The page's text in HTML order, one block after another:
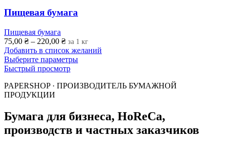
Пищевая бумага
Пищевая бумага
75,00 ₴ – 220,00 ₴ за 1 кг
Добавить в список желаний
Выберите параметры
Быстрый просмотр
PAPERSHOP · ПРОИЗВОДИТЕЛЬ БУМАЖНОЙ
ПРОДУКЦИИ
Бумага для бизнеса, HoReCa,
производств и частных заказчиков